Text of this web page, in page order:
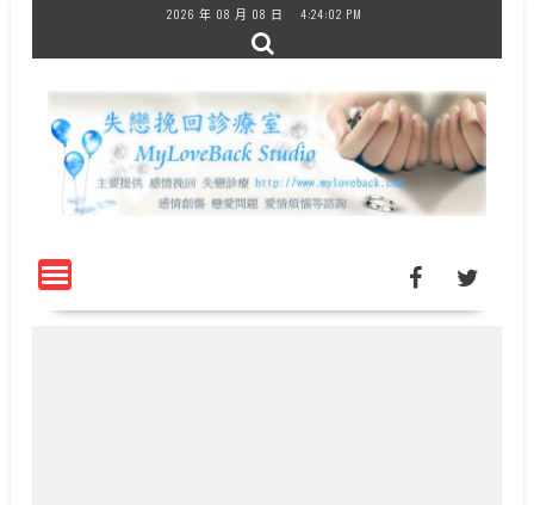
content
2026 年 08 月 08 日 4:24:02 PM